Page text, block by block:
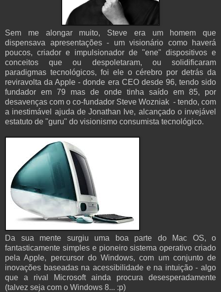
Sem me alongar muito, Steve era um homem que
dispensava apresentações - um visionário como haverá
poucos, criador e impulsionador de "ene" dispositivos e
conceitos que ou despoletaram, ou solidificaram
paradigmas tecnológicos, foi ele o cérebro por detrás da
reviravolta da Apple - donde era CEO desde 96, tendo sido
fundador em 79 mas de onde tinha saído em 85, por
desavenças com o co-fundador Steve Wozniak - tendo, com
a inestimável ajuda de Jonathan Ive, alcançado o invejável
estatuto de "guru" do visionismo consumista tecnológico.
Da sua mente surgiu uma boa parte do Mac OS, o
fantasticamente simples e pioneiro sistema operativo criado
pela Apple, percursor do Windows, com um conjunto de
inovações baseadas na acessibilidade e na intuição - algo
que a rival Microsoft ainda procura desesperadamente
(talvez seja com o Windows 8... :p)